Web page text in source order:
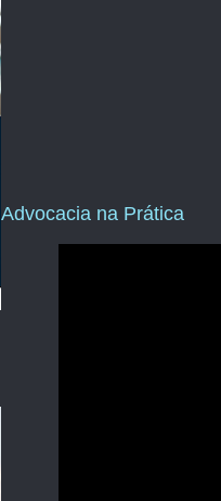
Advocacia na Prática